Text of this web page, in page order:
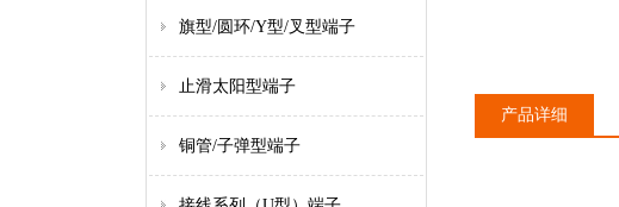
旗型/圆环/Y型/叉型端子
止滑太阳型端子
铜管/子弹型端子
产品详细